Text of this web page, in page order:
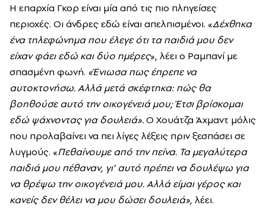
Η επαρχία Γκορ είναι μία από τις πιο πληγείσες
περιοχές. Οι άνδρες εδώ είναι απελπισμένοι. «Δέχθηκα
ένα τηλεφώνημα που έλεγε ότι τα παιδιά μου δεν
είχαν φάει εδώ και δύο ημέρες», λέει ο Ραμπανί με
σπασμένη φωνή. «Ένιωσα πως έπρεπε να
αυτοκτονήσω. Αλλά μετά σκέφτηκα: πώς θα
βοηθούσε αυτό την οικογένειά μου; Έτσι βρίσκομαι
εδώ ψάχνοντας για δουλειά».Ο Χουάτζα Άχμαντ μόλις
που προλαβαίνει να πει λίγες λέξεις πριν ξεσπάσει σε
λυγμούς. «Πεθαίνουμε από την πείνα. Τα μεγαλύτερα
παιδιά μου πέθαναν, γι’ αυτό πρέπει να δουλέψω για
να θρέψω την οικογένειά μου. Αλλά είμαι γέρος και
κανείς δεν θέλει να μου δώσει δουλειά», λέει.